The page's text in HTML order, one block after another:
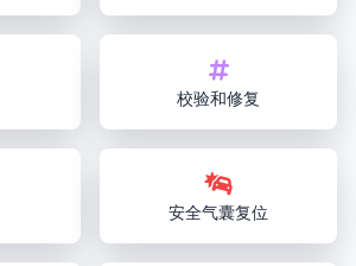
校验和修复
安全气囊复位